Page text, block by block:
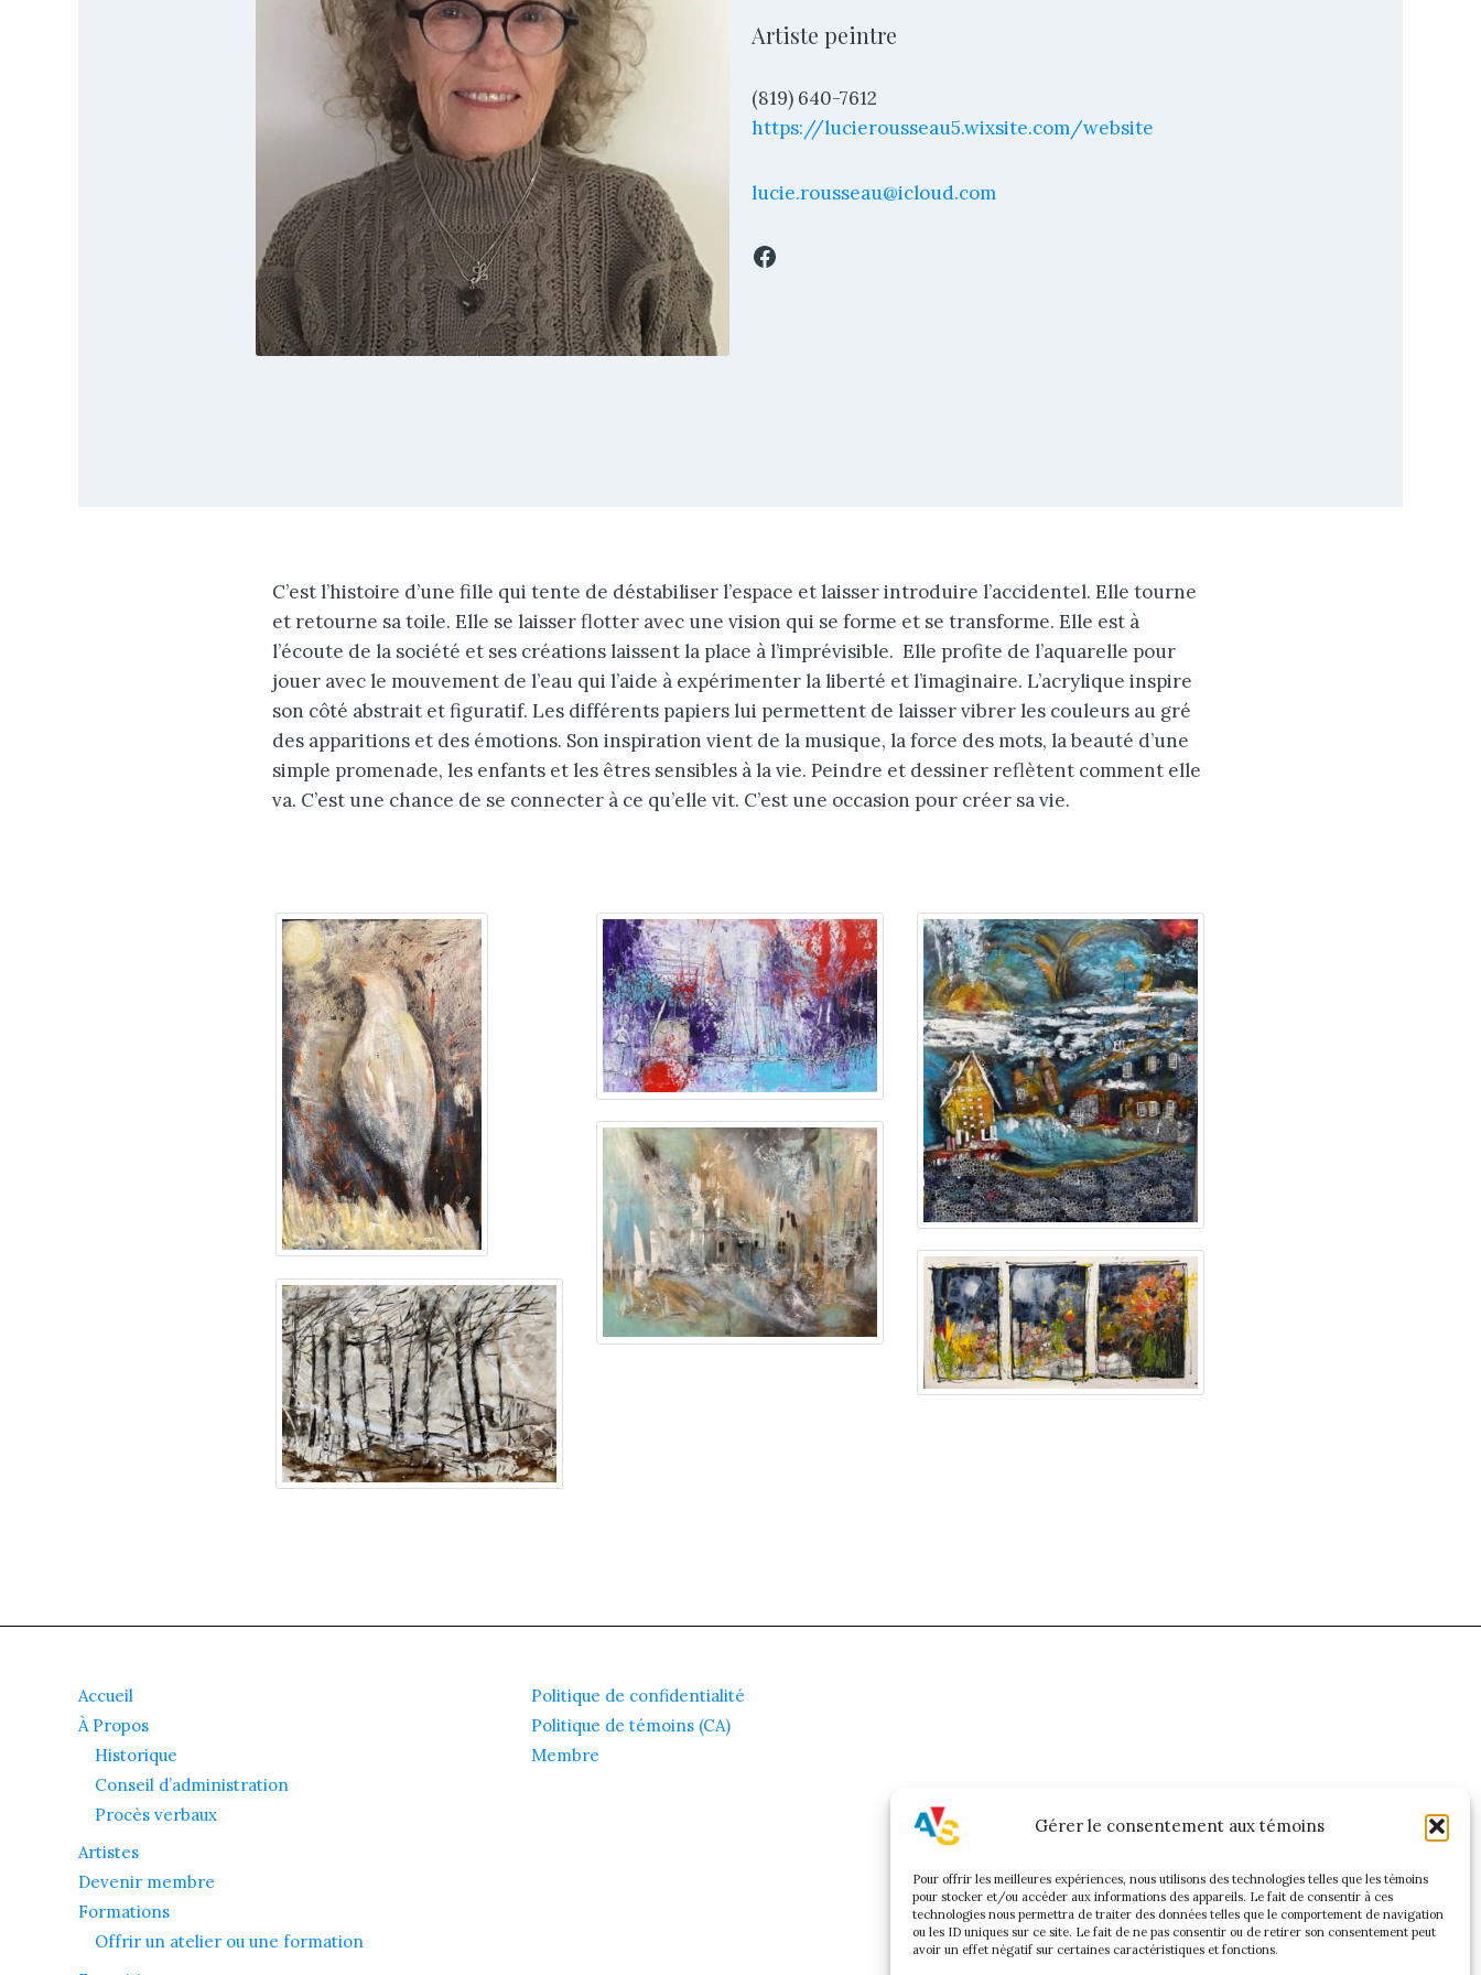
Gérer le consentement aux témoins
Pour offrir les meilleures expériences, nous utilisons des technologies telles que les témoins
pour stocker et/ou accéder aux informations des appareils. Le fait de consentir à ces
technologies nous permettra de traiter des données telles que le comportement de navigation
ou les ID uniques sur ce site. Le fait de ne pas consentir ou de retirer son consentement peut
avoir un effet négatif sur certaines caractéristiques et fonctions.
Artiste peintre
(819) 640-7612
https://lucierousseau5.wixsite.com/website
lucie.rousseau@icloud.com
Facebook
C’est l’histoire d’une fille qui tente de déstabiliser l’espace et laisser introduire l’accidentel. Elle tourne
et retourne sa toile. Elle se laisser flotter avec une vision qui se forme et se transforme. Elle est à
l’écoute de la société et ses créations laissent la place à l’imprévisible. Elle profite de l’aquarelle pour
jouer avec le mouvement de l’eau qui l’aide à expérimenter la liberté et l’imaginaire. L’acrylique inspire
son côté abstrait et figuratif. Les différents papiers lui permettent de laisser vibrer les couleurs au gré
des apparitions et des émotions. Son inspiration vient de la musique, la force des mots, la beauté d’une
simple promenade, les enfants et les êtres sensibles à la vie. Peindre et dessiner reflètent comment elle
va. C’est une chance de se connecter à ce qu’elle vit. C’est une occasion pour créer sa vie.
Accueil
À Propos
Historique
Conseil d’administration
Procès verbaux
Artistes
Devenir membre
Formations
Offrir un atelier ou une formation
Politique de confidentialité
Politique de témoins (CA)
Membre